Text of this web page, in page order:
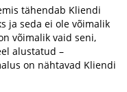
tähendab Kliendi
ja seda ei ole võimalik
võimalik vaid seni,
alustatud –
on nähtavad Kliendi